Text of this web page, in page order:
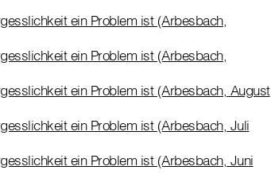
ein Problem ist (Arbesbach,
ein Problem ist (Arbesbach,
ein Problem ist (Arbesbach, August
ein Problem ist (Arbesbach, Juli
ein Problem ist (Arbesbach, Juni